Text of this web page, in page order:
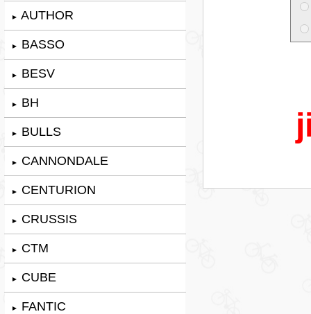
► AUTHOR
► BASSO
► BESV
► BH
► BULLS
► CANNONDALE
► CENTURION
► CRUSSIS
► CTM
► CUBE
► FANTIC